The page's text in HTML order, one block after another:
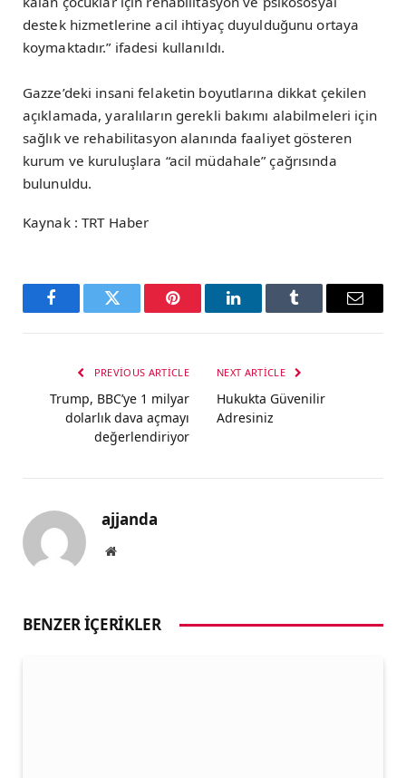
destek hizmetlerine acil ihtiyaç duyulduğunu ortaya
koymaktadır.” ifadesi kullanıldı.
Gazze’deki insani felaketin boyutlarına dikkat çekilen
açıklamada, yaralıların gerekli bakımı alabilmeleri için
sağlık ve rehabilitasyon alanında faaliyet gösteren
kurum ve kuruluşlara “acil müdahale” çağrısında
bulunuldu.
Kaynak : TRT Haber
FacebookTwitter Pinterest LinkedInTumblr Email
PREVIOUS ARTICLE
Trump, BBC’ye 1 milyar
dolarlık dava açmayı
değerlendiriyor
NEXT ARTICLE
Hukukta Güvenilir
Adresiniz
ajjanda
Website
BENZER İÇERIKLER